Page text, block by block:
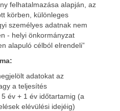
felhatalmazása alapján, az
körben, különleges
személyes adatnak nem
- helyi önkormányzat
alapuló célból elrendeli”
adatokat az
a teljesítés
év + 1 év időtartamig (a
elévülési idejéig)